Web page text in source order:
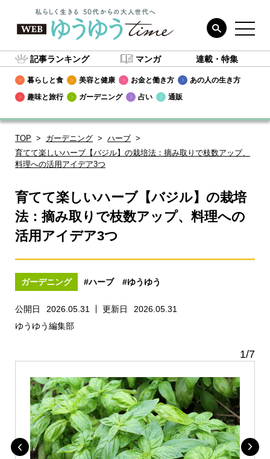
記事ランキング マンガ 連載・特集
暮らしと食 美容と健康 お金と働き方
あの人の生き方
趣味と旅行
ガーデニング 占い 通販
TOP ガーデニング
ハーブ
育てて楽しいハーブ【バジル】の栽培法：摘み取りで枝数アップ、
料理への活用アイデア3つ
育てて楽しいハーブ【バジル】の栽培
法：摘み取りで枝数アップ、料理への
活用アイデア3つ
ガーデニング #ハーブ #ゆうゆう
公開日 2026.05.31 更新日
2026.05.31
ゆうゆう編集部
1/7